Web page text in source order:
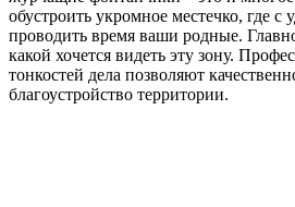
обустроить укромное местечко, где с
проводить время ваши родные.
какой хочется видеть эту зону.
тонкостей дела позволяют
благоустройство территории.